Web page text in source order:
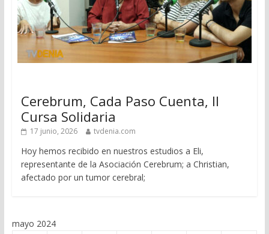
Cerebrum, Cada Paso Cuenta, II
Cursa Solidaria
17 junio, 2026 tvdenia.com
Hoy hemos recibido en nuestros estudios a Eli,
representante de la Asociación Cerebrum; a Christian,
afectado por un tumor cerebral;
mayo 2024